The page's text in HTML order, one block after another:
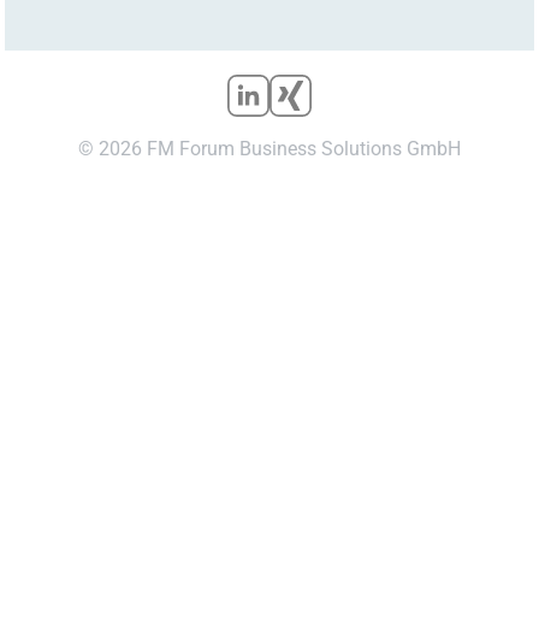
© 2026 FM Forum Business Solutions GmbH